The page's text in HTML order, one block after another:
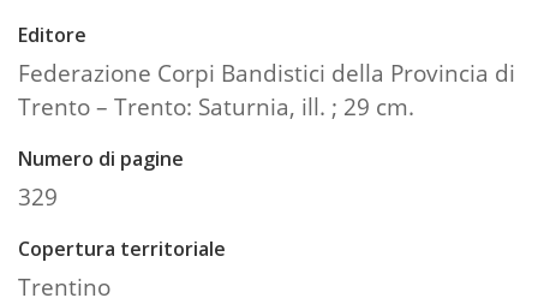
Editore
Federazione Corpi Bandistici della Provincia di
Trento – Trento: Saturnia, ill. ; 29 cm.
Numero di pagine
329
Copertura territoriale
Trentino